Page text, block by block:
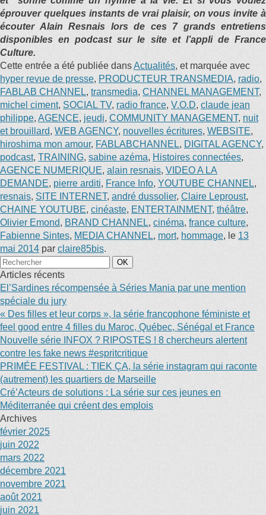
éprouver quelques instants de vrai plaisir, on vous invite à
écouter Alain Resnais lors de ces 7 grands entretiens
disponibles en podcast sur le site et l’appli de France
Culture.
Cette entrée a été publiée dansActualités, et marquée avec
hyper revue de presse, PRODUCTEUR TRANSMEDIA, radio,
FABLAB CHANNEL, transmedia, CHANNEL MANAGEMENT,
michel ciment, SOCIAL TV, radio france, V.O.D, claude jean
philippe, AGENCE, jeudi, COMMUNITY MANAGEMENT, nuit
et brouillard, WEB AGENCY, nouvelles écritures, WEBSITE,
hiroshima mon amour, FABLABCHANNEL, DIGITAL AGENCY,
podcast, TRAINING, sabine azéma, Histoires connectées,
AGENCE NUMERIQUE, alain resnais, VIDEO A LA
DEMANDE, pierre arditi, France Info, YOUTUBE CHANNEL,
resnais, SITE INTERNET, andré dussolier, Claire Leproust,
CHAINE YOUTUBE, cinéaste, ENTERTAINMENT, théâtre,
Olivier Emond, BRAND CHANNEL, cinéma, france culture,
Fabienne Sintes, MEDIA CHANNEL, mort, hommage, le 13
mai 2014 par claire85bis.
Articles récents
El’Sardines récompensée à Séries Mania par une mention
spéciale du jury
« Des filles et leur corps », la série francophone féministe et
feel good entre 4 filles du Maroc, Québec, Sénégal et France
Nouvelle série INFOX ? RIPOSTES ! 8 chercheurs alertent
contre les fake news #espritcritique
PRIMÉE FESTIVAL : TIEK ÇA, la série instagram qui raconte
(autrement) les quartiers de Marseille
Cré’Acteurs de solutions : La série sur ces jeunes en
Méditerranée qui créent des emplois
Archives
février 2025
juin 2022
mars 2022
décembre 2021
novembre 2021
août 2021
juin 2021